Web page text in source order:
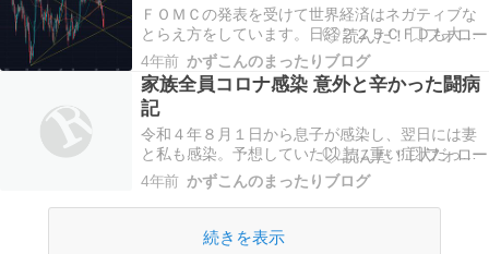
ＦＯＭＣの発表を受けて世界経済はネガティブな
とらえ方をしています。日経２２５ＣＦＤも大き
く下落して２６，６４７円で終値。週明けはほぼ
間違いなく日経平均は下落でスタートするでしょ
う。チャートから今後の動きを簡単に予想。 ↑日経
２２５ＣＦＤの日足チャート。下値ラインまで下
がることは…
4年前 かずこんのまったりブログ
家族全員コロナ感染 意外と辛かった闘病
記
令和４年８月１日から息子が感染し、翌日には妻
と私も感染。予想していた以上に重い症状だった
ので記録に残しておこうとブログを書いていま
す。 あ～しておけばよかった。こ～しておけばよ
かったなど。後から感じたこと含めて赤裸々に記
載します。私たち家族と同じようにコロナに感染
4年前 かずこんのまったりブログ
続きを表示